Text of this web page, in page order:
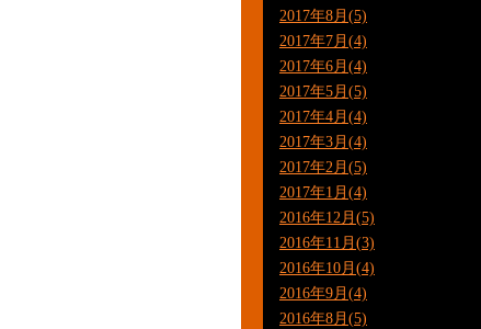
2017年8月(5)
2017年7月(4)
2017年6月(4)
2017年5月(5)
2017年4月(4)
2017年3月(4)
2017年2月(5)
2017年1月(4)
2016年12月(5)
2016年11月(3)
2016年10月(4)
2016年9月(4)
2016年8月(5)